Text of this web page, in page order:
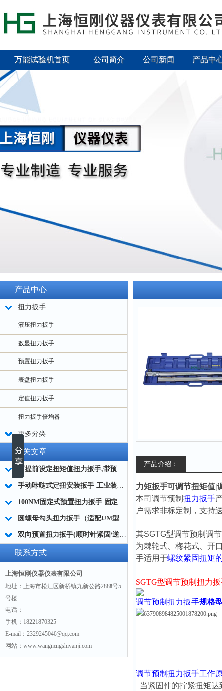
万能试验机首页 公司简介 公司新闻 产品中
产品中心
扭力扳手
液压扭力扳手
数显扭力扳手
预置扭力扳手
表盘扭力扳手
定值扭力扳手
扭力扳手倍增器
更多分类
相关文章
可提前设定扭矩值扭力扳手,带预设锁定扭力扳手防止过拧厂家
手动咔哒式定扭安装扳手 工业装配咔哒式扭矩安装工具100NM
100NM固定式预置扭力扳手 固定预置型扭矩扳手 不可调预置式扭力扳手
圆螺母勾头扭力扳手（适配UM型螺母，汽车变速箱维修专用）
双向预置扭力扳手(顺时针紧固/逆时针反螺纹安装)
联系方式
上海恒刚仪器仪表有限公司
地址：上海市松江区新桥镇九新公路2888号5
号楼
电话：
手机：18221870325
E-mail：2329245040@qq.com
网站：www.wangnengshiyanji.com
产品介绍：
力矩扳手可调节扭矩值|
本司调节预制 扭力扳手
户需求非标定制，支持
其SGTG型调节预制调
为棘轮式、梅花式、开
手适用于螺纹紧固扭矩
SGTG型调节预制扭力
调节预制扭力扳手规格
调节预制扭力扳手工作
当紧固件的拧紧扭矩达